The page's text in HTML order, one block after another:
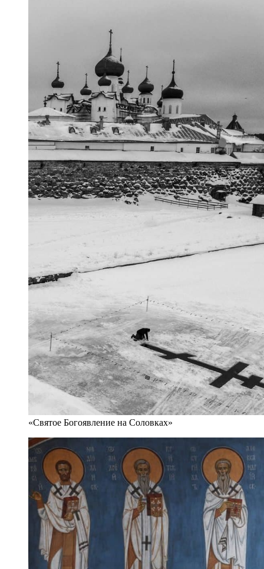
«Святое Богоявление на Соловках»